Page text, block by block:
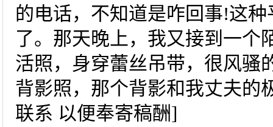
的电话，不知道是咋回事!这
了。那天晚上，我又接到一个
活照，身穿蕾丝吊带，很风骚
背影照，那个背影和我丈夫的
联系 以便奉寄稿酬]